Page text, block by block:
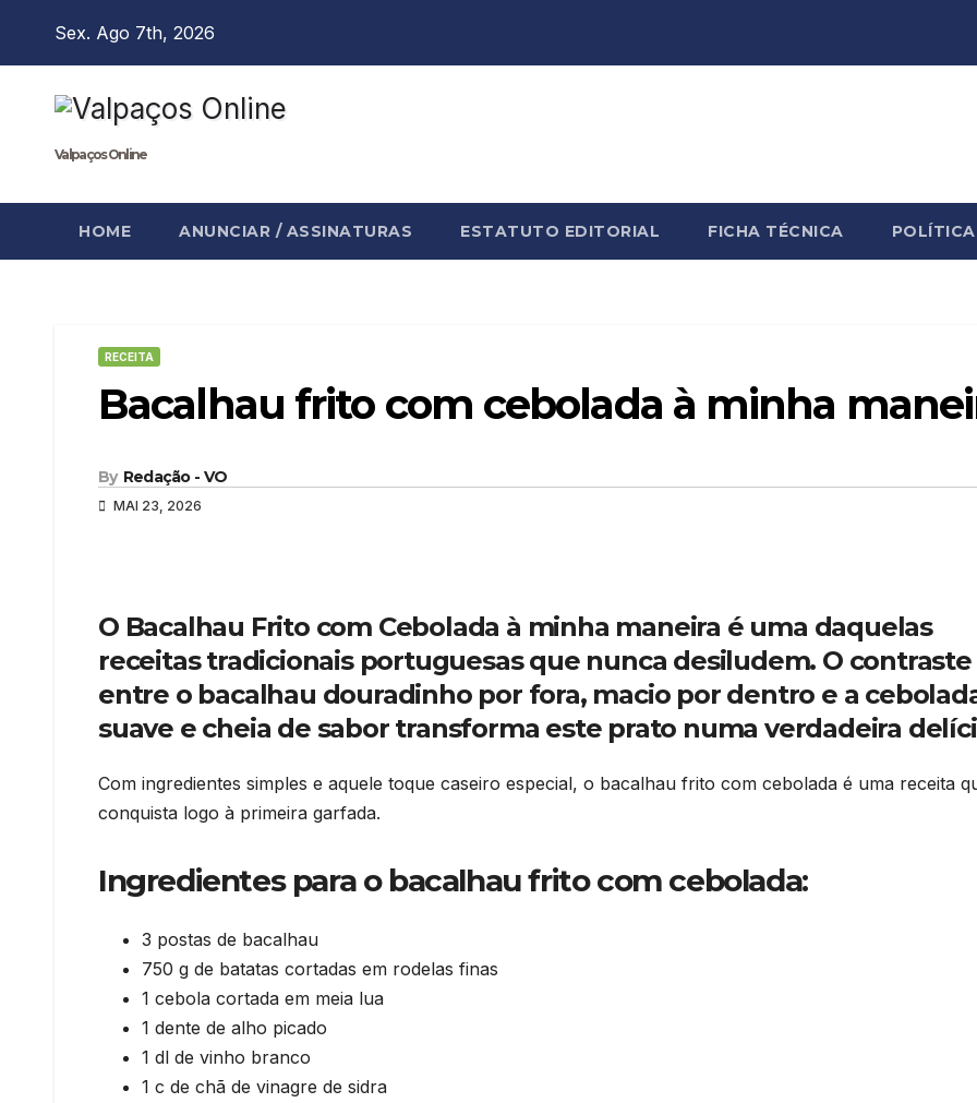
Sex. Ago 7th, 2026
Valpaços Online
HOME ANUNCIAR / ASSINATURAS ESTATUTO EDITORIAL FICHA TÉCNICA
RECEITA
Bacalhau frito com cebolada à minha
By Redação - VO
MAI 23, 2026
O Bacalhau Frito com Cebolada à minha maneira é uma daquelas
receitas tradicionais portuguesas que nunca desiludem. O contraste
entre o bacalhau douradinho por fora, macio por dentro e a
suave e cheia de sabor transforma este prato numa verdadeira
Com ingredientes simples e aquele toque caseiro especial, o bacalhau frito com cebolada é uma receita
conquista logo à primeira garfada.
Ingredientes para o bacalhau frito com cebolada:
3 postas de bacalhau
750 g de batatas cortadas em rodelas finas
1 cebola cortada em meia lua
1 dente de alho picado
1 dl de vinho branco
1 c de chã de vinagre de sidra